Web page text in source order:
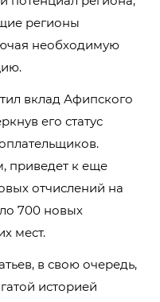
регионы
необходимую
вклад Афипского
его статус
приведет к еще
отчислений на
700 новых
мест.
в свою очередь,
историей